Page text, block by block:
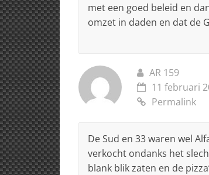
met een goed beleid en
omzet in daden en dat de
AR 159
11 februari
Permalink
De Sud en 33 waren wel
verkocht ondanks het
blank blik zaten en de